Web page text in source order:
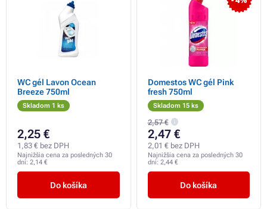
WC gél Lavon Ocean
Breeze 750ml
Skladom 1 ks
2,25 €
1,83 € bez DPH
Najnižšia cena za posledných 30
dní: 2,14 €
Do košíka
Domestos WC gél Pink
fresh 750ml
Skladom 15 ks
2,57 €
2,47 €
2,01 € bez DPH
Najnižšia cena za posledných 30
dní: 2,44 €
Do košíka